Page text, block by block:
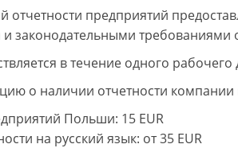
предприятий
законодательными
в течение одного рабочего
о наличии отчетности компании
Польши: 15 EUR
на русский язык: от 35 EUR